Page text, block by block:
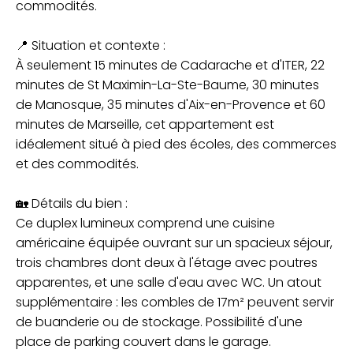
commodités.
📍 Situation et contexte :
À seulement 15 minutes de Cadarache et d'ITER, 22
minutes de St Maximin-La-Ste-Baume, 30 minutes
de Manosque, 35 minutes d'Aix-en-Provence et 60
minutes de Marseille, cet appartement est
idéalement situé à pied des écoles, des commerces
et des commodités.
🏡 Détails du bien :
Ce duplex lumineux comprend une cuisine
américaine équipée ouvrant sur un spacieux séjour,
trois chambres dont deux à l'étage avec poutres
apparentes, et une salle d'eau avec WC. Un atout
supplémentaire : les combles de 17m² peuvent servir
de buanderie ou de stockage. Possibilité d'une
place de parking couvert dans le garage.